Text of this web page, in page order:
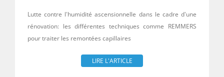
Lutte contre l'humidité ascensionnelle dans le cadre d'une
rénovation: les différentes techniques comme REMMERS
pour traiter les remontées capillaires
LIRE L'ARTICLE